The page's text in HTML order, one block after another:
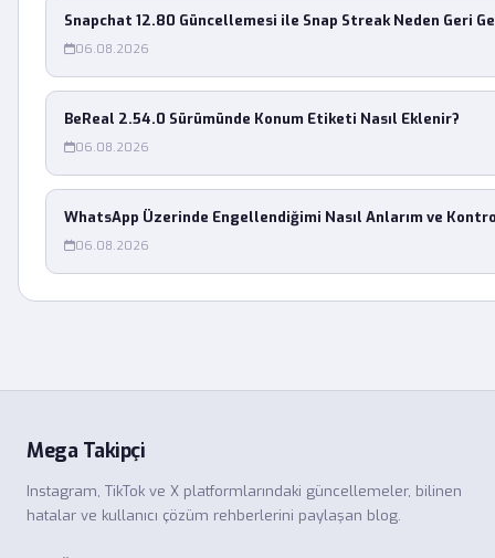
Snapchat 12.80 Güncellemesi ile Snap Streak Neden Geri
06.08.2026
BeReal 2.54.0 Sürümünde Konum Etiketi Nasıl Eklenir?
06.08.2026
WhatsApp Üzerinde Engellendiğimi Nasıl Anlarım ve
06.08.2026
Mega Takipçi
Instagram, TikTok ve X platformlarındaki güncellemeler, bilinen
hatalar ve kullanıcı çözüm rehberlerini paylaşan blog.